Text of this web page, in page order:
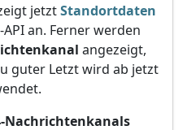
jetztStandortdaten
an. Ferner werden
angezeigt,
guter Letzt wird ab jetzt
Nachrichtenkanals